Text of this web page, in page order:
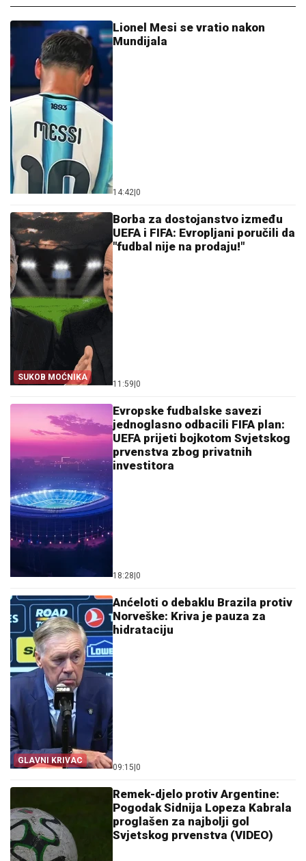
Lionel Mesi se vratio nakon
Mundijala
14:42 0
SUKOB MOĆNIKA
Borba za dostojanstvo između
UEFA i FIFA: Evropljani poručili da
"fudbal nije na prodaju!"
11:59 0
Evropske fudbalske savezi
jednoglasno odbacili FIFA plan:
UEFA prijeti bojkotom Svjetskog
prvenstva zbog privatnih
investitora
18:28 0
GLAVNI KRIVAC
Anćeloti o debaklu Brazila protiv
Norveške: Kriva je pauza za
hidrataciju
09:15 0
Remek-djelo protiv Argentine:
Pogodak Sidnija Lopeza Kabrala
proglašen za najbolji gol
Svjetskog prvenstva (VIDEO)